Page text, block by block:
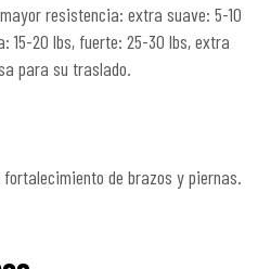
resistencia: extra suave: 5-10
15-20 lbs, fuerte: 25-30 lbs, extra
para su traslado.
de brazos y piernas.